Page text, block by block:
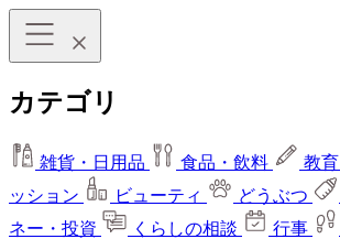
カテゴリ
雑貨・日用品 食品・飲料 教育
ッション
ビューティ どうぶつ
ネー・投資
くらしの相談 行事